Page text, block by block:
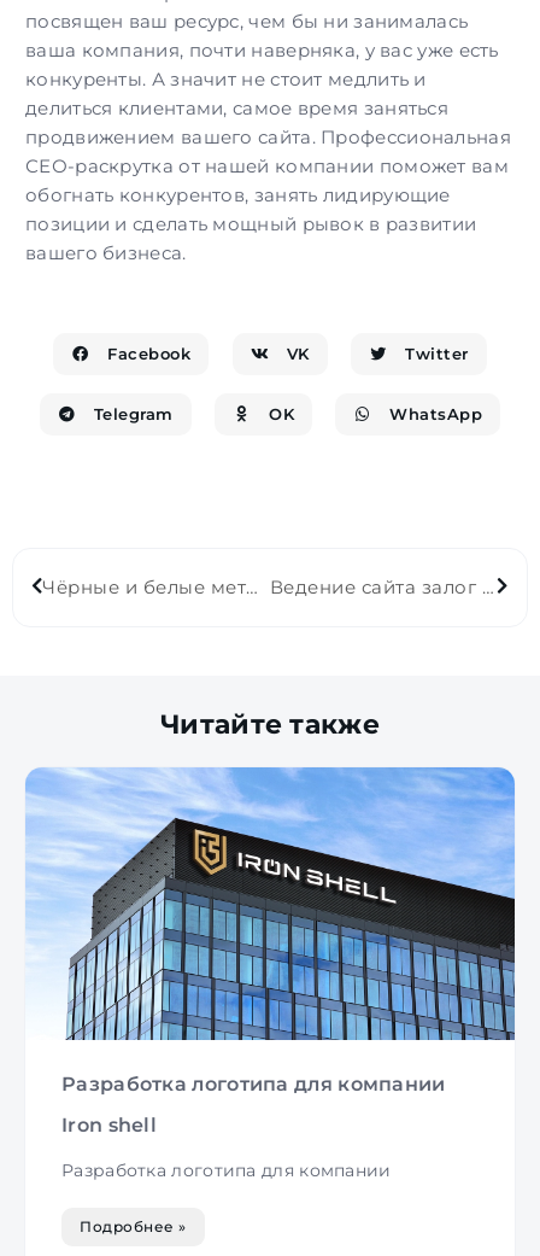
посвящен ваш ресурс, чем бы ни занималась
ваша компания, почти наверняка, у вас уже есть
конкуренты. А значит не стоит медлить и
делиться клиентами, самое время заняться
продвижением вашего сайта. Профессиональная
СЕО-раскрутка от нашей компании поможет вам
обогнать конкурентов, занять лидирующие
позиции и сделать мощный рывок в развитии
вашего бизнеса.
Facebook VK Twitter
Telegram OK WhatsApp
Чёрные и белые методы поисковой оптимизации сайта Ведение сайта залог успешной раскрутки
Читайте также
Разработка логотипа для компании
Iron shell
Разработка логотипа для компании
Подробнее »